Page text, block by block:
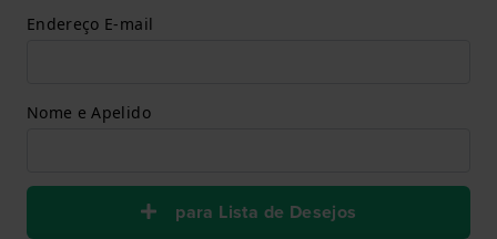
Endereço E-mail
Nome e Apelido
para Lista de Desejos